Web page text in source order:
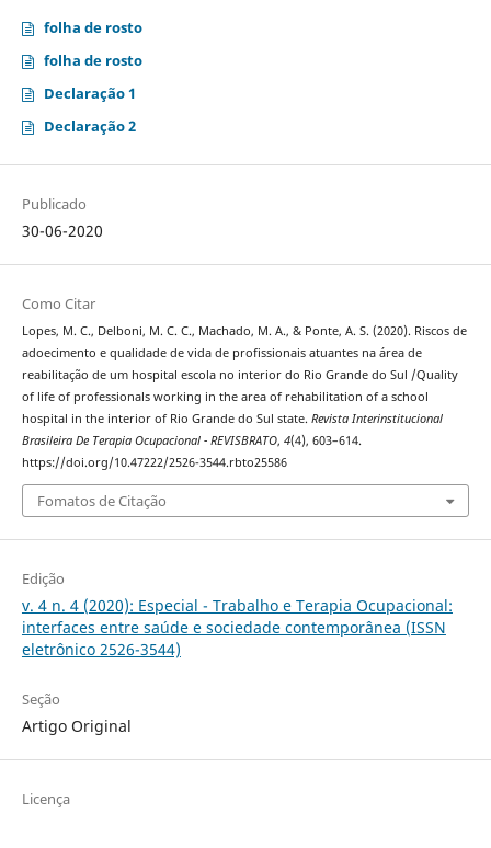
folha de rosto
folha de rosto
Declaração 1
Declaração 2
Publicado
30-06-2020
Como Citar
Lopes, M. C., Delboni, M. C. C., Machado, M. A., & Ponte, A. S. (2020). Riscos de
adoecimento e qualidade de vida de profissionais atuantes na área de
reabilitação de um hospital escola no interior do Rio Grande do Sul /Quality
of life of professionals working in the area of rehabilitation of a school
hospital in the interior of Rio Grande do Sul state. Revista Interinstitucional
Brasileira De Terapia Ocupacional - REVISBRATO, 4(4), 603–614.
https://doi.org/10.47222/2526-3544.rbto25586
Fomatos de Citação
Edição
v. 4 n. 4 (2020): Especial - Trabalho e Terapia Ocupacional:
interfaces entre saúde e sociedade contemporânea (ISSN
eletrônico 2526-3544)
Seção
Artigo Original
Licença